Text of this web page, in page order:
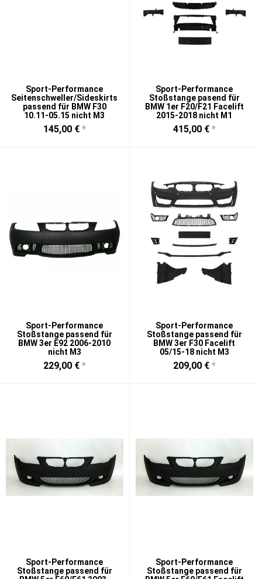
Sport-Performance
Seitenschweller/Sideskirts
passend für BMW F30
10.11-05.15 nicht M3
145,00 € *
Sport-Performance
Stoßstange pasend für
BMW 1er F20/F21 Facelift
2015-2018 nicht M1
415,00 € *
Sport-Performance
Stoßstange passend für
BMW 3er E92 2006-2010
nicht M3
229,00 € *
Sport-Performance
Stoßstange passend für
BMW 3er F30 Facelift
05/15-18 nicht M3
209,00 € *
Sport-Performance
Stoßstange passend für
Sport-Performance
Stoßstange passend für